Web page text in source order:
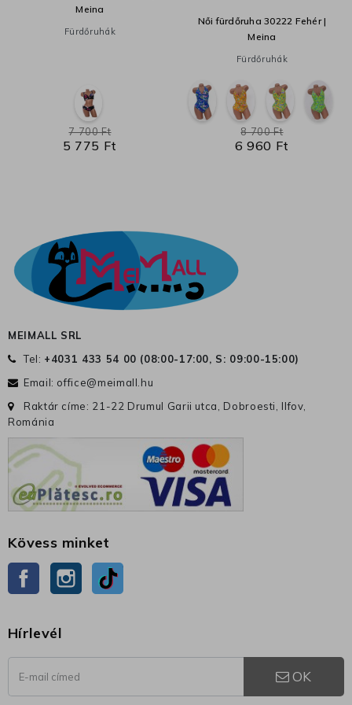
Meina
Fürdőruhák
5 775 Ft
7 700 Ft
Női fürdőruha 30222 Fehér |
Meina
Fürdőruhák
6 960 Ft
8 700 Ft
MEIMALL SRL
Tel: +4031 433 54 00 (08:00-17:00, S: 09:00-15:00)
Email: office@meimall.hu
Raktár címe: 21-22 Drumul Garii utca, Dobroesti, Ilfov,
Románia
Kövess minket
Facebook Instagram
Hírlevél
OK